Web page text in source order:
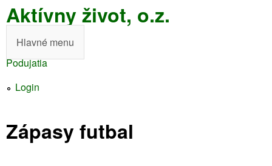
Skočiť
na
Aktívny život, o.z.
l
a
n
Hlavné menu
Nachádzate
tu
Podujatia
Login
Zápasy futbal